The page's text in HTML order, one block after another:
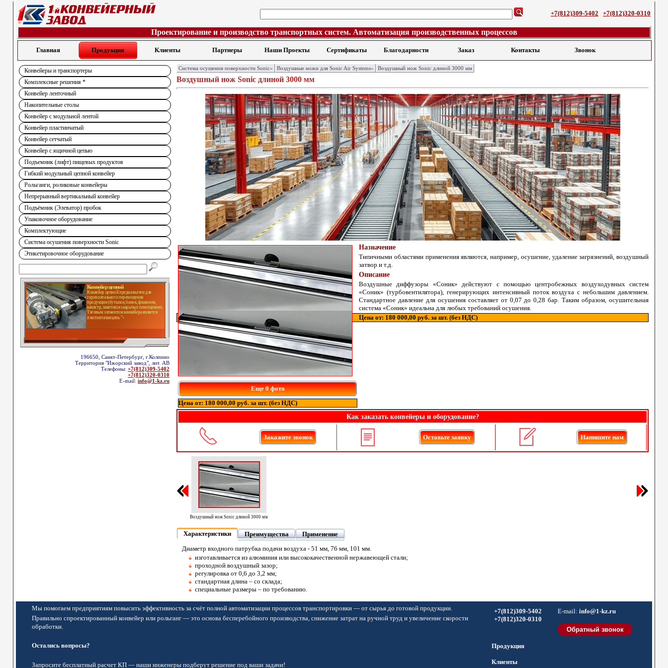
+7(812)309-5402 +7(812)320-0310
Проектирование и производство транспортных систем. Автоматизация производственных процессов
Главная Продукция Клиенты Партнеры Наши Проекты Сертификаты Благодарности Заказ Контакты Звонок
Конвейеры и транспортеры
Комплексные решения *
Конвейер ленточный
Накопительные столы
Конвейер с модульной лентой
Конвейер пластинчатый
Конвейер сетчатый
Конвейер с ящичной цепью
Подъемник (лифт) пищевых продуктов
Гибкий модульный цепной конвейер
Рольганги, роликовые конвейеры
Непрерывный вертикальный конвейер
Подъёмник (Элеватор) пробок
Упаковочное оборудование
Комплектующие
Система осушения поверхности Sonic
Этикетировочное оборудование
Конвейер цепной
Конвейер цепной предназначен для
горизонтального перемещения
продукции (бутылок, банок, флаконов,
канистр, пакетов) в закрытых помещениях.
Тяговым элементом конвейера является
пластинчатая цепь
196650, Санкт-Петербург, г.Колпино
Территория "Ижорский завод", лит. АВ
Телефоны: +7(812)309-5402
+7(812)320-0310
E-mail: info@1-kz.ru
Система осушения поверхности Sonic» Воздушные ножи для Sonic Air Systems» Воздушный нож Sonic длиной 3000 мм
Воздушный нож Sonic длиной 3000 мм
Еще 0 фото
Цена от: 180 000,00 руб. за шт. (без НДС)
Назначение
Типичными областями применения являются, например, осушение, удаление загрязнений, воздушный
затвор и т.д.
Описание
Воздушные диффузоры «Соник» действуют с помощью центробежных воздуходувных систем
«Соник» (турбовентилятора), генерирующих интенсивный поток воздуха с небольшим давлением.
Стандартное давление для осушения составляет от 0,07 до 0,28 бар. Таким образом, осушительная
система «Соник» идеальна для любых требований осушения.
Цена от: 180 000,00 руб. за шт. (без НДС)
Как заказать конвейеры и оборудование?
Закажите звонок Оставьте заявку Напишите нам
Воздушный нож Sonic длиной 3000 мм
Характеристики Преимущества
Применение
Диаметр входного патрубка подачи воздуха - 51 мм, 76 мм, 101 мм.
изготавливается из алюминия или высококачественной нержавеющей стали;
проходной воздушный зазор;
регулировка от 0,6 до 3,2 мм;
стандартная длина – со склада;
специальные размеры – по требованию.
Мы помогаем предприятиям повысить эффективность за счёт полной автоматизации процессов транспортировки — от сырья до готовой продукции.
Правильно спроектированный конвейер или рольганг — это основа бесперебойного производства, снижение затрат на ручной труд и увеличение скорости
обработки.
Остались вопросы?
Запросите бесплатный расчет КП — наши инженеры подберут решение под ваши задачи!
+7(812)309-5402
+7(812)320-0310
E-mail: info@1-kz.ru
Продукция
Клиенты